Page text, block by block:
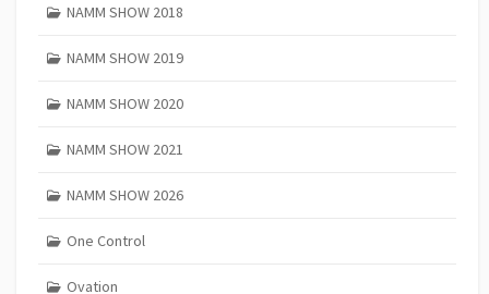
NAMM SHOW 2018
NAMM SHOW 2019
NAMM SHOW 2020
NAMM SHOW 2021
NAMM SHOW 2026
One Control
Ovation